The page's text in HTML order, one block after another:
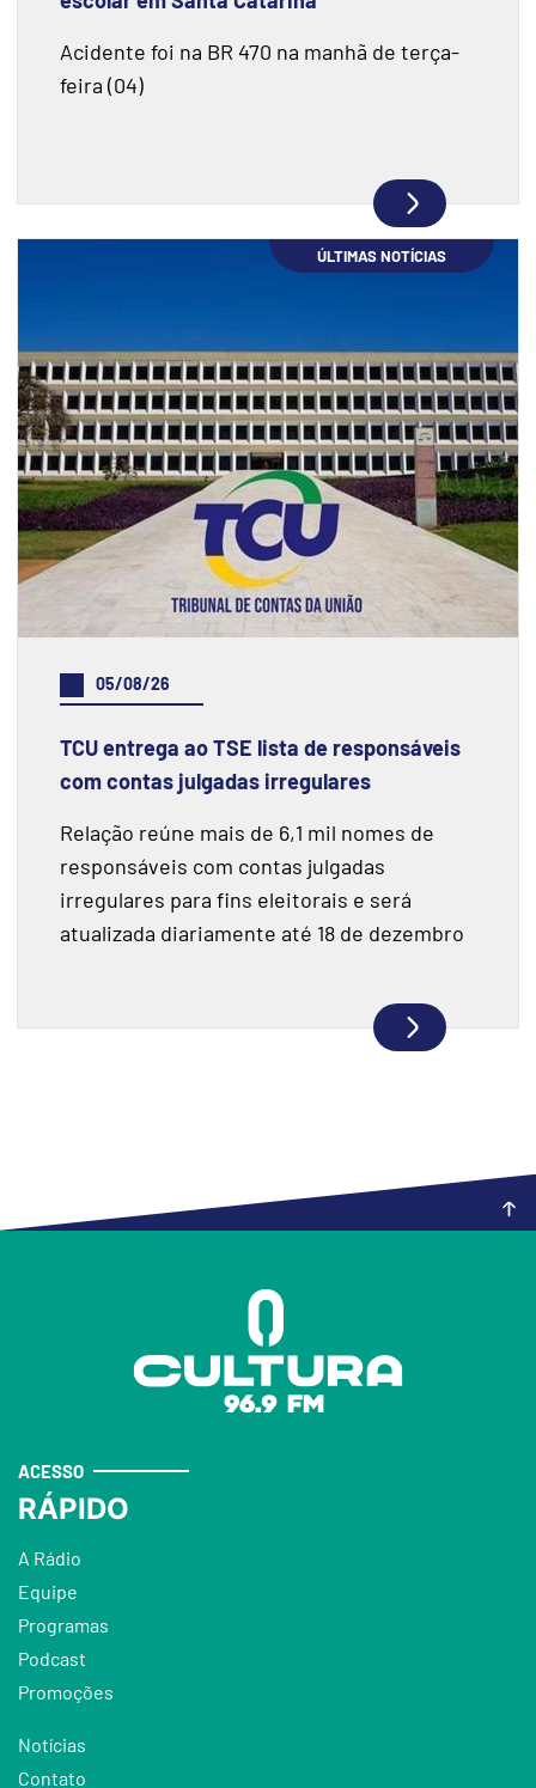
Acidente foi na BR 470 na manhã de terça-
feira (04)
ÚLTIMAS NOTÍCIAS
05/08/26
TCU entrega ao TSE lista de responsáveis
com contas julgadas irregulares
Relação reúne mais de 6,1 mil nomes de
responsáveis com contas julgadas
irregulares para fins eleitorais e será
atualizada diariamente até 18 de dezembro
ACESSO
RÁPIDO
A Rádio
Equipe
Programas
Podcast
Promoções
Notícias
Contato